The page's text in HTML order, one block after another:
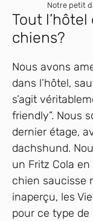
Notre petit
Tout
chiens?
Nous avons
dans l’hôtel,
s’agit
friendly”. Nous
dernier étage,
dachshund.
un Fritz Cola
chien saucisse
inaperçu, les
pour ce type de